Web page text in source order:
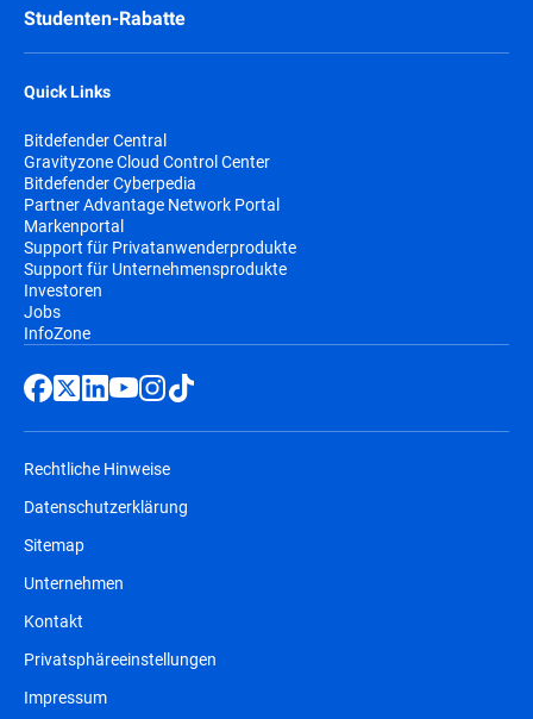
Studenten-Rabatte
Quick Links
Bitdefender Central
Gravityzone Cloud Control Center
Bitdefender Cyberpedia
Partner Advantage Network Portal
Markenportal
Support für Privatanwenderprodukte
Support für Unternehmensprodukte
Investoren
Jobs
InfoZone
Rechtliche Hinweise
Datenschutzerklärung
Sitemap
Unternehmen
Kontakt
Privatsphäreeinstellungen
Impressum